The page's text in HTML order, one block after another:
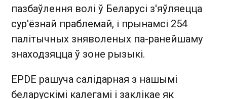
пазбаўлення волі ў Беларусі з'яўляецца
сур'ёзнай праблемай, і прынамсі 254
палітычных зняволеных па-ранейшаму
знаходзяцца ў зоне рызыкі.
EPDE рашуча салідарная з нашымі
беларускімі калегамі і заклікае як